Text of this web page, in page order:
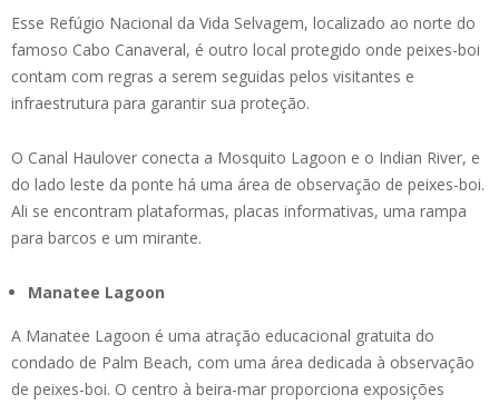
Esse Refúgio Nacional da Vida Selvagem, localizado ao norte do
famoso Cabo Canaveral, é outro local protegido onde peixes-boi
contam com regras a serem seguidas pelos visitantes e
infraestrutura para garantir sua proteção.
O Canal Haulover conecta a Mosquito Lagoon e o Indian River, e
do lado leste da ponte há uma área de observação de peixes-boi.
Ali se encontram plataformas, placas informativas, uma rampa
para barcos e um mirante.
Manatee Lagoon
A Manatee Lagoon é uma atração educacional gratuita do
condado de Palm Beach, com uma área dedicada à observação
de peixes-boi. O centro à beira-mar proporciona exposições